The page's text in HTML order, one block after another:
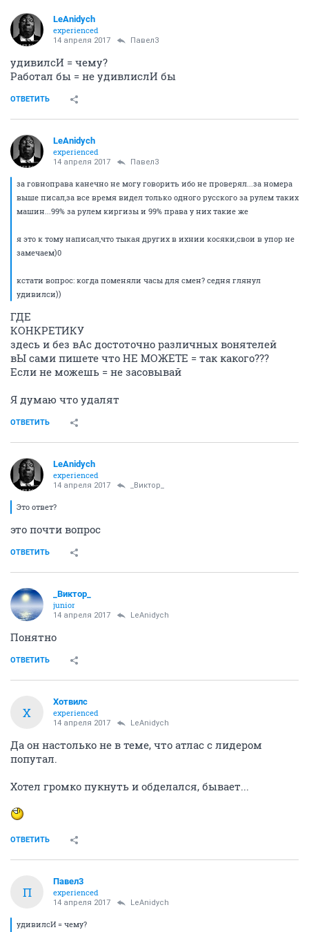
LeAnidych
experienced
14 апреля 2017 Павел3
удивилсИ = чему?
Работал бы = не удивлислИ бы
ОТВЕТИТЬ
LeAnidych
experienced
14 апреля 2017 Павел3
за говноправа канечно не могу говорить ибо не проверял...за номера
выше писал,за все время видел только одного русского за рулем таких
машин...99% за рулем киргизы и 99% права у них такие же
я это к тому написал,что тыкая других в ихнии косяки,свои в упор не
замечаем)0
кстати вопрос: когда поменяли часы для смен? седня глянул
удивилси))
ГДЕ
КОНКРЕТИКУ
здесь и без вАс достоточно различных вонятелей
вЫ сами пишете что НЕ МОЖЕТЕ = так какого???
Если не можешь = не засовывай
Я думаю что удалят
ОТВЕТИТЬ
LeAnidych
experienced
14 апреля 2017 _Виктор_
Это ответ?
это почти вопрос
ОТВЕТИТЬ
_Виктор_
juniоr
14 апреля 2017 LeAnidych
Понятно
ОТВЕТИТЬ
Х
Хотвилс
experienced
14 апреля 2017 LeAnidych
Да он настолько не в теме, что атлас с лидером
попутал.
Хотел громко пукнуть и обделался, бывает...
ОТВЕТИТЬ
П
Павел3
experienced
14 апреля 2017 LeAnidych
удивилсИ = чему?